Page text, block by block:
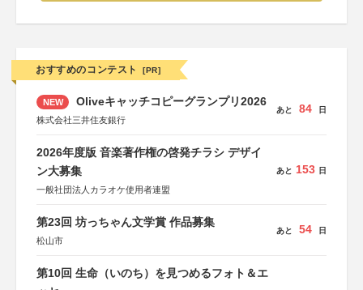
おすすめのコンテスト [PR]
NEW Oliveキャッチコピーグランプリ2026
株式会社三井住友銀行
あと 84 日
2026年度版 音楽著作権の啓発チラシ デザイ
ン大募集
一般社団法人カラオケ使用者連盟
あと 153 日
第23回 坊っちゃん文学賞 作品募集
松山市
あと 54 日
第10回 生命（いのち）を見つめるフォト＆エ